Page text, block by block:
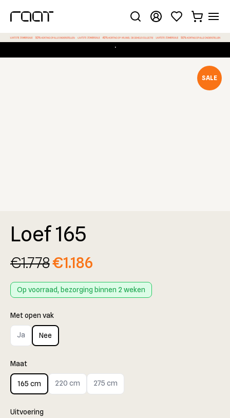
.
SALE
Loef 165
€1.778€1.186
Op voorraad, bezorging binnen 2 weken
Met open vak
Ja Nee
Maat
165 cm 220 cm 275 cm
Uitvoering